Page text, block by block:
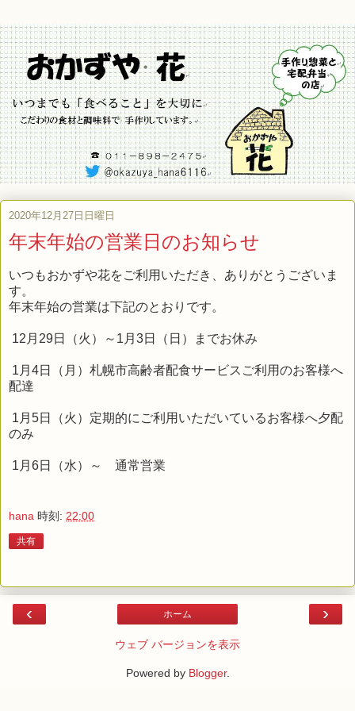
2020年12月27日日曜日
年末年始の営業日のお知らせ
いつもおかずや花をご利用いただき、ありがとうございま
す。
年末年始の営業は下記のとおりです。
12月29日（火）～1月3日（日）までお休み
1月4日（月）札幌市高齢者配食サービスご利用のお客様へ
配達
1月5日（火）定期的にご利用いただいているお客様へ夕配
のみ
1月6日（水）～ 通常営業
hana 時刻: 22:00
共有
‹ ›
ホーム
ウェブ バージョンを表示
Powered by Blogger.